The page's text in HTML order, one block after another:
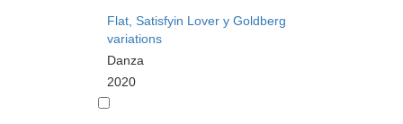
Flat, Satisfyin Lover y Goldberg
variations
Danza
2020